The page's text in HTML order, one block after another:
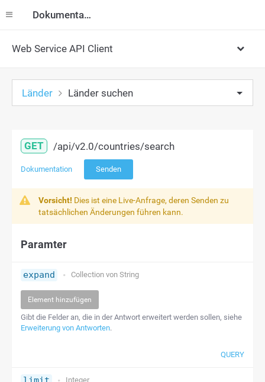
Dokumentation
Web Service API Client
Länder Länder suchen
GET /api/v2.0/countries/search
Dokumentation Senden
Vorsicht! Dies ist eine Live-Anfrage, deren Senden zu
tatsächlichen Änderungen führen kann.
Paramter
expand Collection von String
Element hinzufügen
Gibt die Felder an, die in der Antwort erweitert werden sollen, siehe
Erweiterung von Antworten.
QUERY
Integer